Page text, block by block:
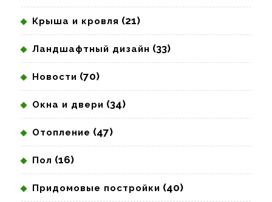
Крыша и кровля (21)
Ландшафтный дизайн (33)
Новости (70)
Окна и двери (34)
Отопление (47)
Пол (16)
Придомовые постройки (40)